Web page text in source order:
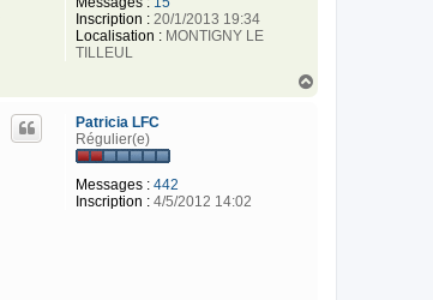
Inscription : 20/1/2013 19:34
Localisation : MONTIGNY LE
TILLEUL
Patricia LFC
Régulier(e)
Messages : 442
Inscription : 4/5/2012 14:02